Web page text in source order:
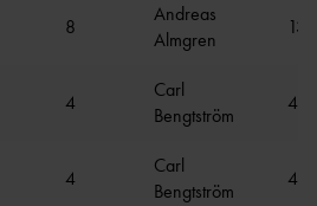
8
Andreas
Almgren
4
Carl
Bengtström
4
Carl
Bengtström